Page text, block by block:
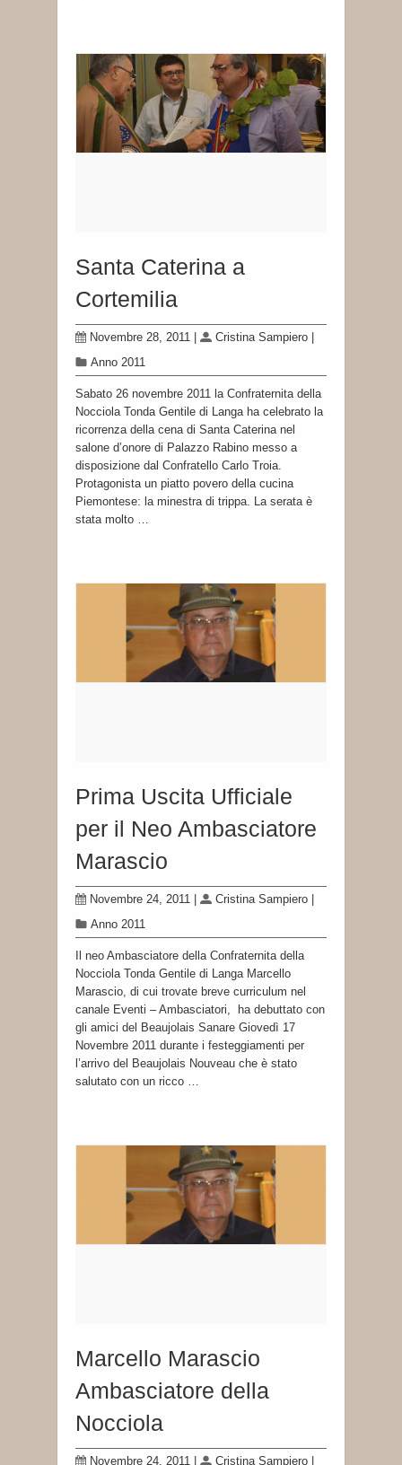
Santa Caterina a
Cortemilia
Novembre 28, 2011 Cristina Sampiero
Anno 2011
Sabato 26 novembre 2011 la Confraternita della
Nocciola Tonda Gentile di Langa ha celebrato la
ricorrenza della cena di Santa Caterina nel
salone d’onore di Palazzo Rabino messo a
disposizione dal Confratello Carlo Troia.
Protagonista un piatto povero della cucina
Piemontese: la minestra di trippa. La serata è
stata molto …
Prima Uscita Ufficiale
per il Neo Ambasciatore
Marascio
Novembre 24, 2011 Cristina Sampiero
Anno 2011
Il neo Ambasciatore della Confraternita della
Nocciola Tonda Gentile di Langa Marcello
Marascio, di cui trovate breve curriculum nel
canale Eventi – Ambasciatori, ha debuttato con
gli amici del Beaujolais Sanare Giovedì 17
Novembre 2011 durante i festeggiamenti per
l’arrivo del Beaujolais Nouveau che è stato
salutato con un ricco …
Marcello Marascio
Ambasciatore della
Nocciola
Novembre 24, 2011 Cristina Sampiero